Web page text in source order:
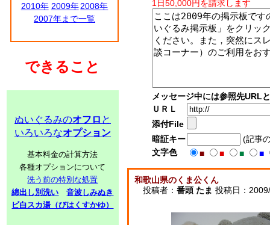
2010年 2009年 2008年
2007年まで一覧
できること
ぬいぐるみのオフロ と
いろいろなオプション
基本料金の計算方法
各種オプションについて
洗う前の特別な処置
綿出し別洗い
音波しみぬき
ビ白スカ湯（びはくすかゆ）
1日50,000円を請求します
メッセージ中には参照先URL
ＵＲＬ
添付File
暗証キー
(記事
文字色
■ ■ ■ ■
和歌山県のくま公くん
投稿者： 番頭 たま 投稿日：